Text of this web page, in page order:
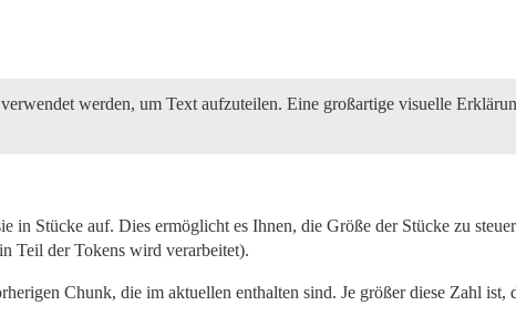
werden, um Text aufzuteilen. Eine großartige visuelle
in Stücke auf. Dies ermöglicht es Ihnen, die Größe der Stücke zu
Teil der Tokens wird verarbeitet).
Chunk, die im aktuellen enthalten sind. Je größer diese Zahl ist,